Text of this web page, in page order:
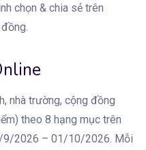
chọn & chia sẻ trên
nhà trường, cộng đồng
theo 8 hạng mục trên
9/2026 – 01/10/2026. Mỗi